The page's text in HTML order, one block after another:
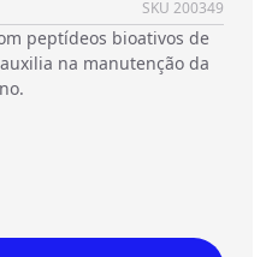
SKU 200349
peptídeos bioativos de
na manutenção da